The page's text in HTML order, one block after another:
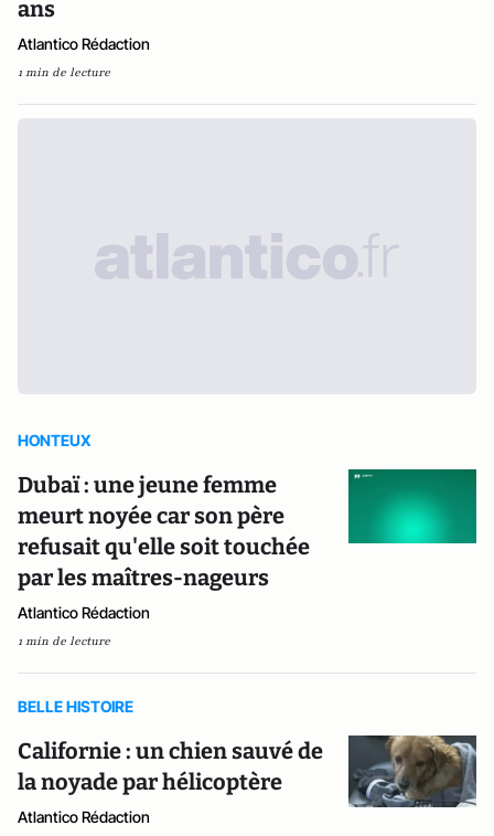
ans
Atlantico Rédaction
1 min de lecture
HONTEUX
Dubaï : une jeune femme
meurt noyée car son père
refusait qu'elle soit touchée
par les maîtres-nageurs
Atlantico Rédaction
1 min de lecture
BELLE HISTOIRE
Californie : un chien sauvé de
la noyade par hélicoptère
Atlantico Rédaction